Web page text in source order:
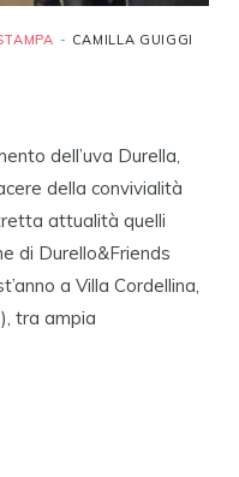
CAMILLA GUIGGI
dell’uva Durella,
della convivialità
attualità quelli
di Durello&Friends
a Villa Cordellina,
tra ampia